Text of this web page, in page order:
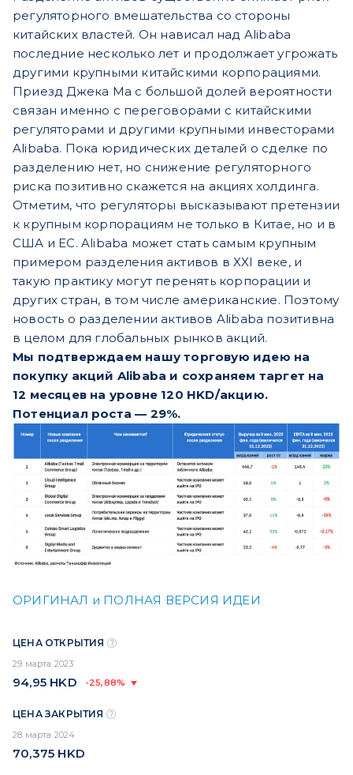
регуляторного вмешательства со стороны
китайских властей. Он нависал над Alibaba
последние несколько лет и продолжает угрожать
другими крупными китайскими корпорациями.
Приезд Джека Ма с большой долей вероятности
связан именно с переговорами с китайскими
регуляторами и другими крупными инвесторами
Alibaba. Пока юридических деталей о сделке по
разделению нет, но снижение регуляторного
риска позитивно скажется на акциях холдинга.
Отметим, что регуляторы высказывают претензии
к крупным корпорациям не только в Китае, но и в
США и ЕС. Alibaba может стать самым крупным
примером разделения активов в XXI веке, и
такую практику могут перенять корпорации и
других стран, в том числе американские. Поэтому
новость о разделении активов Alibaba позитивна
в целом для глобальных рынков акций.
Мы подтверждаем нашу торговую идею на
покупку акций Alibaba и сохраняем таргет на
12 месяцев на уровне 120 HKD/акцию.
Потенциал роста — 29%.
ОРИГИНАЛ и ПОЛНАЯ ВЕРСИЯ ИДЕИ
ЦЕНА ОТКРЫТИЯ
29 марта 2023
94,95 HKD -25,88%
ЦЕНА ЗАКРЫТИЯ
28 марта 2024
70,375 HKD